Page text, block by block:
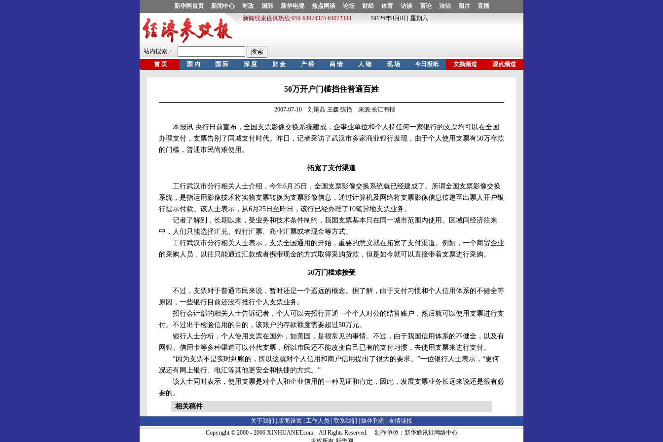
50万开户门槛挡住普通百姓
2007-07-10 刘嗣晶 王媛 陈艳 来源:长江商报
本报讯 央行日前宣布，全国支票影像交换系统建成，企事业单位和个人持任何一家银行的支票均可以在全国
办理支付，支票告别了同城支付时代。昨日，记者采访了武汉市多家商业银行发现，由于个人使用支票有50万存款
的门槛，普通市民尚难使用。
拓宽了支付渠道
工行武汉市分行相关人士介绍，今年6月25日，全国支票影像交换系统就已经建成了。所谓全国支票影像交换
系统，是指运用影像技术将实物支票转换为支票影像信息，通过计算机及网络将支票影像信息传递至出票人开户银
行提示付款。该人士表示，从6月25日至昨日，该行已经办理了10笔异地支票业务。
记者了解到，长期以来，受业务和技术条件制约，我国支票基本只在同一城市范围内使用。区域间经济往来
中，人们只能选择汇兑、银行汇票、商业汇票或者现金等方式。
工行武汉市分行相关人士表示，支票全国通用的开始，重要的意义就在拓宽了支付渠道。例如，一个商贸企业
的采购人员，以往只能通过汇款或者携带现金的方式取得采购货款，但是如今就可以直接带着支票进行采购。
50万门槛难接受
不过，支票对于普通市民来说，暂时还是一个遥远的概念。据了解，由于支付习惯和个人信用体系的不健全等
原因，一些银行目前还没有推行个人支票业务。
招行会计部的相关人士告诉记者，个人可以去招行开通一个个人对公的结算账户，然后就可以使用支票进行支
付。不过出于检验信用的目的，该账户的存款额度需要超过50万元。
银行人士分析，个人使用支票在国外，如美国，是很常见的事情。不过，由于我国信用体系的不健全，以及有
网银、信用卡等多种渠道可以替代支票，所以市民还不能改变自己已有的支付习惯，去使用支票来进行支付。
“因为支票不是实时到账的，所以这就对个人信用和商户信用提出了很大的要求。”一位银行人士表示，“更何
况还有网上银行、电汇等其他更安全和快捷的方式。”
该人士同时表示，使用支票是对个人和企业信用的一种见证和肯定，因此，发展支票业务长远来说还是很有必
要的。
相关稿件
关于我们 | 版面设置 工作人员 联系我们 媒体刊例
友情链接
Copyright © 2000 - 2006 XINHUANET.com All Rights Reserved. 制作单位：新华通讯社网络中心